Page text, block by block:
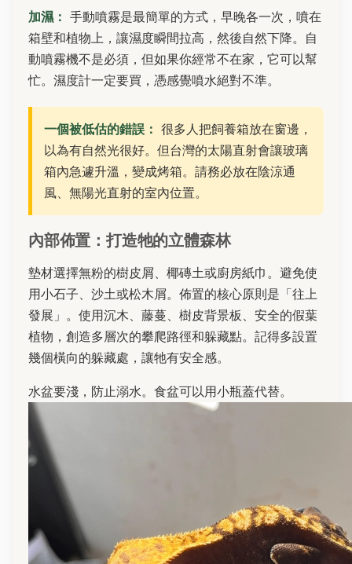
加濕： 手動噴霧是最簡單的方式，早晚各一次，噴在
箱壁和植物上，讓濕度瞬間拉高，然後自然下降。自
動噴霧機不是必須，但如果你經常不在家，它可以幫
忙。濕度計一定要買，憑感覺噴水絕對不準。
一個被低估的錯誤： 很多人把飼養箱放在窗邊，
以為有自然光很好。但台灣的太陽直射會讓玻璃
箱內急遽升溫，變成烤箱。請務必放在陰涼通
風、無陽光直射的室內位置。
內部佈置：打造牠的立體森林
墊材選擇無粉的樹皮屑、椰磚土或廚房紙巾。避免使
用小石子、沙土或松木屑。佈置的核心原則是「往上
發展」。使用沉木、藤蔓、樹皮背景板、安全的假葉
植物，創造多層次的攀爬路徑和躲藏點。記得多設置
幾個橫向的躲藏處，讓牠有安全感。
水盆要淺，防止溺水。食盆可以用小瓶蓋代替。